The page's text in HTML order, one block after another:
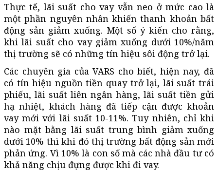
Thực tế, lãi suất cho vay vẫn neo ở mức cao là
một phần nguyên nhân khiến thanh khoản bất
động sản giảm xuống. Một số ý kiến cho rằng,
khi lãi suất cho vay giảm xuống dưới 10%/năm
thị trường sẽ có những tín hiệu sôi động trở lại.
Các chuyên gia của VARS cho biết, hiện nay, đã
có tín hiệu nguồn tiền quay trở lại, lãi suất trái
phiếu, lãi suất liên ngân hàng, lãi suất tiền gửi
hạ nhiệt, khách hàng đã tiếp cận được khoản
vay mới với lãi suất 10-11%. Tuy nhiên, chỉ khi
nào mặt bằng lãi suất trung bình giảm xuống
dưới 10% thì khi đó thị trường bất động sản mới
phản ứng. Vì 10% là con số mà các nhà đầu tư có
khả năng chịu đựng được khi đi vay.